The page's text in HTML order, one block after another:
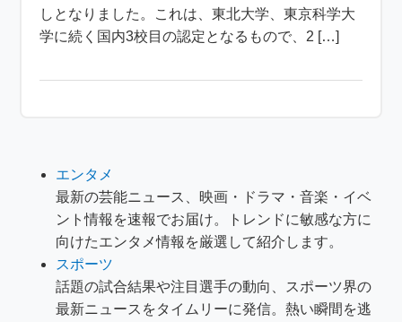
しとなりました。これは、東北大学、東京科学大
学に続く国内3校目の認定となるもので、2 […]
エンタメ
最新の芸能ニュース、映画・ドラマ・音楽・イベ
ント情報を速報でお届け。トレンドに敏感な方に
向けたエンタメ情報を厳選して紹介します。
スポーツ
話題の試合結果や注目選手の動向、スポーツ界の
最新ニュースをタイムリーに発信。熱い瞬間を逃